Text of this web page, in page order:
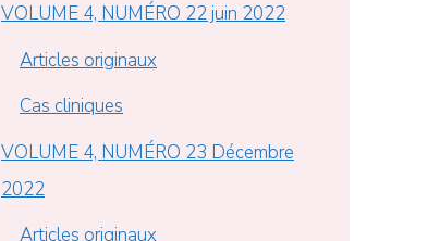
VOLUME 4, NUMÉRO 22 juin 2022
Articles originaux
Cas cliniques
VOLUME 4, NUMÉRO 23 Décembre
2022
Articles originaux